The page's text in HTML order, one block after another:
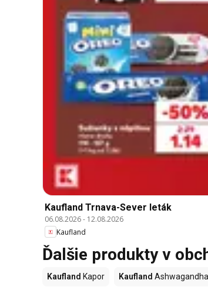
Kaufland Trnava-Sever leták
06.08.2026- 12.08.2026
Kaufland
Ďalšie produkty v
Kaufland Kapor Kaufland Ashwagandha